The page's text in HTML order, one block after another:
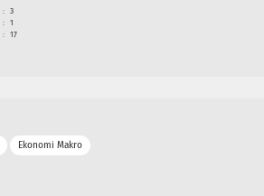
: 3
: 1
: 17
Ekonomi Makro